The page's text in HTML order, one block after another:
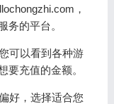
，
务的平台。
可以看到各种游
要充值的金额。
好，选择适合您